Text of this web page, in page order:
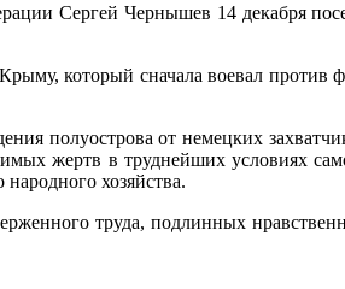
Сергей Чернышев 14 декабря
который сначала воевал против
полуострова от немецких
жертв в труднейших условиях
хозяйства.
труда, подлинных